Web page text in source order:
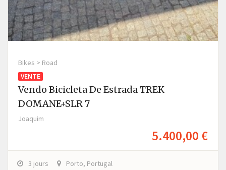
Bikes > Road
VENTE
Vendo Bicicleta De Estrada TREK
DOMANE+SLR 7
Joaquim
5.400,00 €
3 jours Porto, Portugal